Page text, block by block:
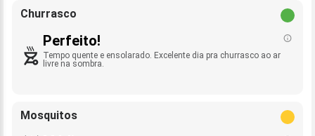
Churrasco
Perfeito!
Tempo quente e ensolarado. Excelente dia pra churrasco ao ar
livre na sombra.
Mosquitos